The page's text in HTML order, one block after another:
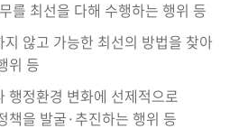
를 최선을 다해 수행하는 행위 등
않고 가능한 최선의 방법을 찾아
위 등
행정환경 변화에 선제적으로
책을 발굴·추진하는 행위 등